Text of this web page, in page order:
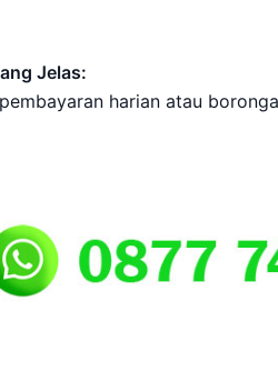
Jelas:
harian atau